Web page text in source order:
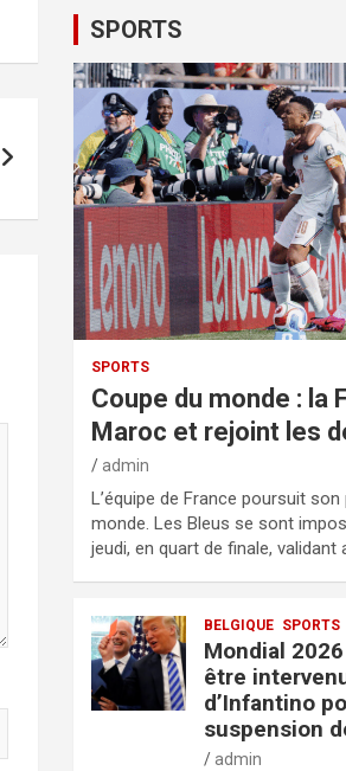
SPORTS
SPORTS
Coupe du monde : la
Maroc et rejoint les
admin
L’équipe de France poursuit
monde. Les Bleus se sont
jeudi, en quart de finale, validant
BELGIQUE SPORTS
Mondial
être
d’Infantino
suspension
admin